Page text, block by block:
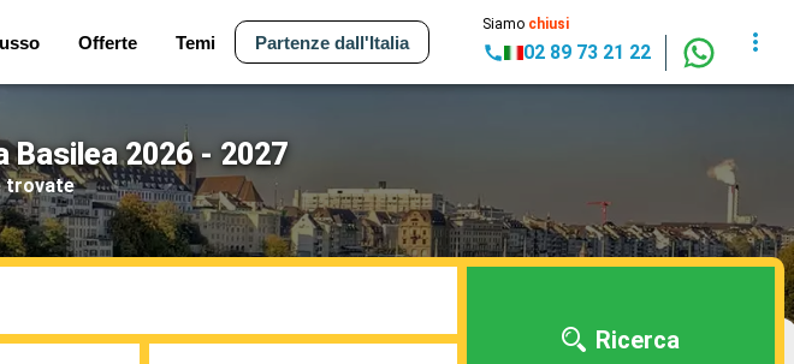
Offerte Temi Partenze dall'Italia
Siamo chiusi
02 89 73 21 22
Basilea 2026 - 2027
trovate
Ricerca